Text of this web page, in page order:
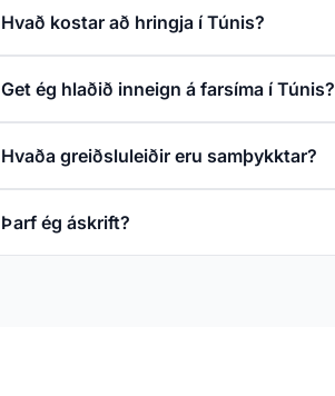
Hvað kostar að hringja í Túnis?
Get ég hlaðið inneign á farsíma í Túnis?
Hvaða greiðsluleiðir eru samþykktar?
Þarf ég áskrift?